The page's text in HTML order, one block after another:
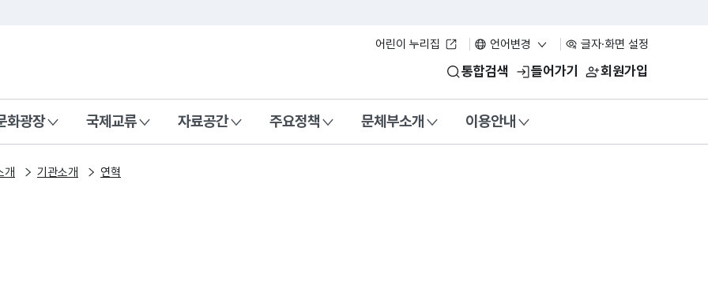
어린이 누리집 언어변경 글자·화면 설정
통합검색 들어가기 회원가입
화광장 국제교류 자료공간 주요정책 문체부소개 이용안내
개 기관소개 연혁